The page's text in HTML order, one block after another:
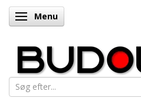
Skifte navigation
Menu